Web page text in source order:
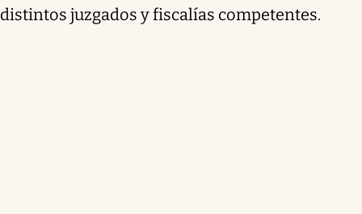
distintos juzgados y fiscalías competentes.